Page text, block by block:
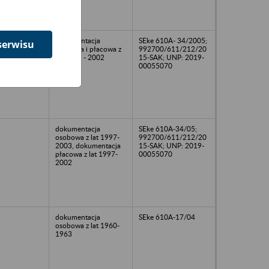
dokumentacja
osobowa i płacowa z
lat 1989 - 2002
SEke 610A- 34/2005;
992700/611/212/20
15-SAK; UNP: 2019-
00055070
dokumentacja
osobowa z lat 1997-
2003, dokumentacja
płacowa z lat 1997-
2002
SEke 610A-34/05;
992700/611/212/20
15-SAK; UNP: 2019-
00055070
dokumentacja
osobowa z lat 1960-
1963
SEke 610A-17/04